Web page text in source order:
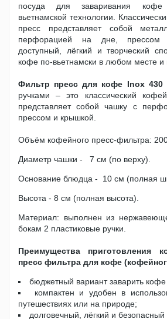
посуда для заваривания
вьетнамской технологии.
пресс представляет собой
перфорацией на дне,
доступный, лёгкий и творческий
кофе по-вьетнамски в любом месте и
Фильтр пресс для кофе Inox 430
ручками – это классический
представляет собой чашку с
прессом и крышкой.
Объём кофейного пресс-фильтра:
Диаметр чашки - 7 см (по верху).
Основание блюдца - 10 см (полная
Высота - 8 см (полная высота).
Материал: выполнен из
бокам 2 пластиковые ручки.
Преимущества приготовления
пресс фильтра для кофе
бюджетный вариант заварить кофе
компактен и удобен в
путешествиях или на природе;
долговечный, лёгкий и